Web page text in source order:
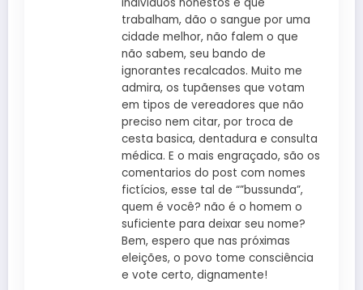
trabalham, dão o sangue por uma
cidade melhor, não falem o que
não sabem, seu bando de
ignorantes recalcados. Muito me
admira, os tupãenses que votam
em tipos de vereadores que não
preciso nem citar, por troca de
cesta basica, dentadura e consulta
médica. E o mais engraçado, são os
comentarios do post com nomes
fictícios, esse tal de “”bussunda”,
quem é você? não é o homem o
suficiente para deixar seu nome?
Bem, espero que nas próximas
eleições, o povo tome consciência
e vote certo, dignamente!